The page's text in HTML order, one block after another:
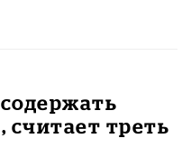
считает треть